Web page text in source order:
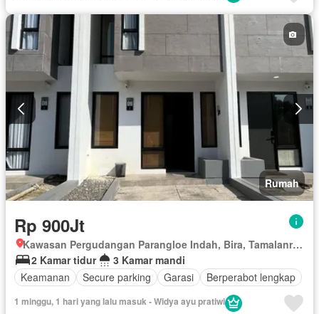
Rumah
Rp 900Jt
Kawasan Pergudangan Parangloe Indah, Bira, Tamalanrea, Makassar, Sulawesi Selatan
2 Kamar tidur
3 Kamar mandi
Keamanan
Secure parking Garasi Berperabot lengkap
1 minggu, 1 hari yang lalu masuk - Widya ayu pratiwi